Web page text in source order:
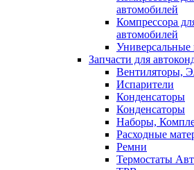
автомобилей
Компрессора
автомобилей
Универсальные
Запчасти для
Вентиляторы,
Испарители
Конденсаторы
Конденсаторы
Наборы,
Расходные
Ремни
Термостаты